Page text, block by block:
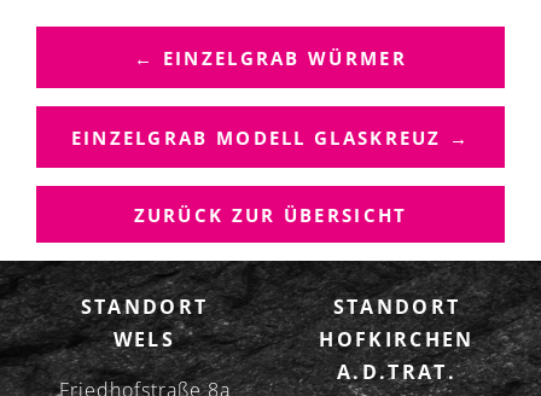
B
I
T
A
S
N
A
V
I
G
← EINZELGRAB WÜRMER
EINZELGRAB MODELL GLASKREUZ →
ZURÜCK ZUR ÜBERSICHT
STANDORT
WELS
Friedhofstraße 8a
STANDORT
HOFKIRCHEN
A.D.TRAT.